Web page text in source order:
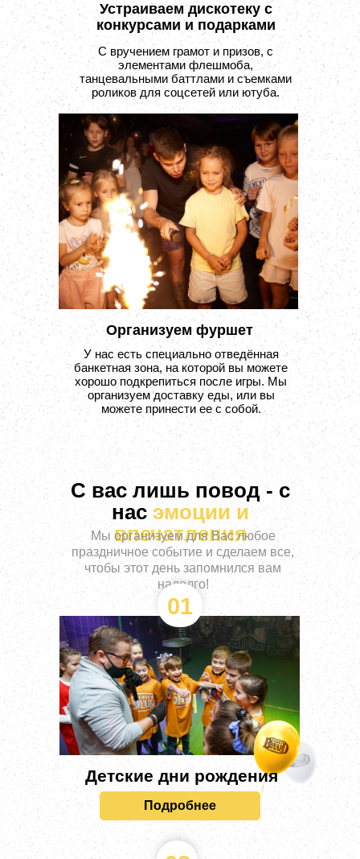
Устраиваем дискотеку с
конкурсами и подарками
Организуем фуршет
С вручением грамот и призов, с
элементами флешмоба,
танцевальными баттлами и съемками
роликов для соцсетей или ютуба.
У нас есть специально отведённая
банкетная зона, на которой вы можете
хорошо подкрепиться после игры. Мы
организуем доставку еды, или вы
можете принести ее с собой.
С вас лишь повод - с
насэмоции и
впечатления
Мы организуем для Вас любое
праздничное событие и сделаем все,
чтобы этот день запомнился вам
надолго!
01
Подробнее
Детские дни рождения